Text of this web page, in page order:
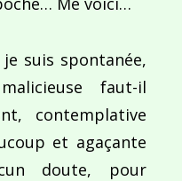
suis spontanée,
faut-il
contemplative
et agaçante
doute, pour